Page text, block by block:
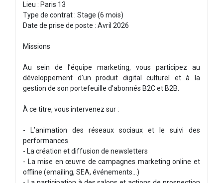
Lieu : Paris 13
Type de contrat : Stage (6 mois)
Date de prise de poste : Avril 2026
Missions
Au sein de l’équipe marketing, vous participez au
développement d’un produit digital culturel et à la
gestion de son portefeuille d’abonnés B2C et B2B.
À ce titre, vous intervenez sur :
- L’animation des réseaux sociaux et le suivi des
performances
- La création et diffusion de newsletters
- La mise en œuvre de campagnes marketing online et
offline (emailing, SEA, événements…)